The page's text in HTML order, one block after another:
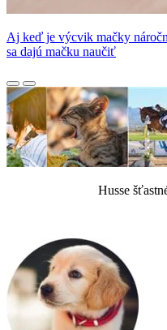
Aj keď je výcvik mačky
sa dajú mačku naučiť
Husse